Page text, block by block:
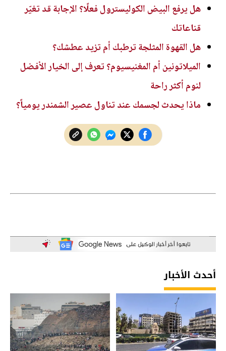
هل يرفع البيض الكوليسترول فعلًا؟ الإجابة قد تغيّر
قناعاتك
هل القهوة المثلجة ترطبك أم تزيد عطشك؟
الميلاتونين أم المغنيسيوم؟ تعرف إلى الخيار الأفضل
لنوم أكثر راحة
ماذا يحدث لجسمك عند تناول عصير الشمندر يومياً؟
أحدث الأخبار